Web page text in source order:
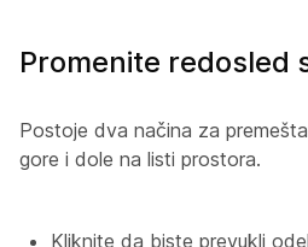
Promenite redosled
Postoje dva načina za
gore i dole na listi prostora.
Kliknite da biste prevukli